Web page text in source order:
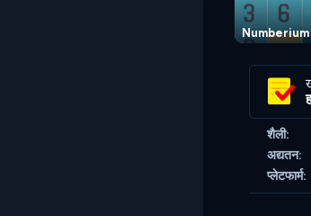
Numberium
शैली:
अद्यतन:
प्लेटफार्म: